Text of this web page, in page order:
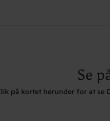
Se
på kortet herunder for at se